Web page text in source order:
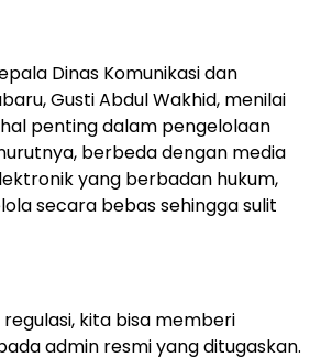
Dinas Komunikasi dan
Gusti Abdul Wakhid, menilai
penting dalam pengelolaan
berbeda dengan media
yang berbadan hukum,
secara bebas sehingga sulit
kita bisa memberi
admin resmi yang ditugaskan.